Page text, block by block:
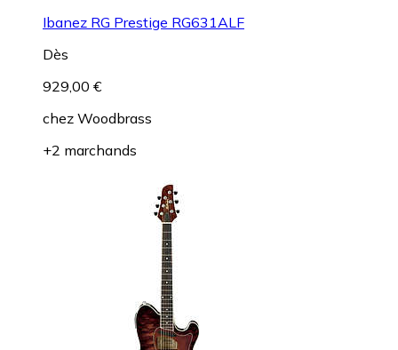
Ibanez RG Prestige RG631ALF
Dès
929,00 €
chez Woodbrass
+2 marchands